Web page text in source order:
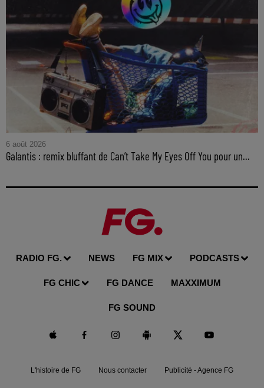
6 août 2026
Galantis : remix bluffant de Can’t Take My Eyes Off You pour un...
RADIO FG. NEWS FG MIX PODCASTS
FG CHIC FG DANCE MAXXIMUM
FG SOUND
L'histoire de FG Nous contacter Publicité - Agence FG